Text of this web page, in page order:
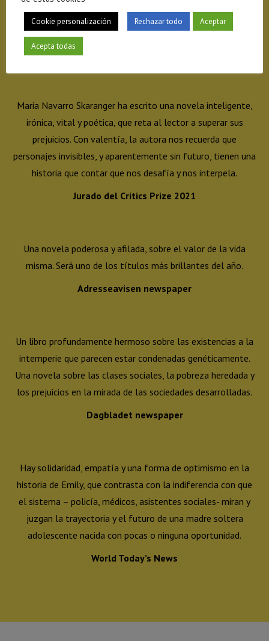
alto índice de desarrollo económico que no siempre se
traducen en desarrollo social.
Maria Navarro Skaranger ha escrito una novela inteligente,
irónica, vital y poética, que reta al lector a superar sus
prejuicios. Con valentía, la autora nos recuerda que
personajes invisibles, y aparentemente sin futuro, tienen una
historia que contar que nos desafía y nos interpela.
Jurado del Critics Prize 2021
Una novela poderosa y afilada, sobre el valor de la vida
misma. Será uno de los títulos más brillantes del año.
Adresseavisen newspaper
Un libro profundamente hermoso sobre las existencias a la
intemperie que parecen estar condenadas genéticamente.
Una novela sobre las clases sociales, la pobreza heredada y
los prejuicios en la mirada de las sociedades desarrolladas.
Dagbladet newspaper
Hay solidaridad, empatía y una forma de optimismo en la
historia de Emily, que contrasta con la indiferencia con que
el sistema – policía, médicos, asistentes sociales- miran y
juzgan la trayectoria y el futuro de una madre soltera
adolescente nacida con pocas o ninguna oportunidad.
World Today’s News
Cookie personalización Rechazar todo Aceptar
Acepta todas